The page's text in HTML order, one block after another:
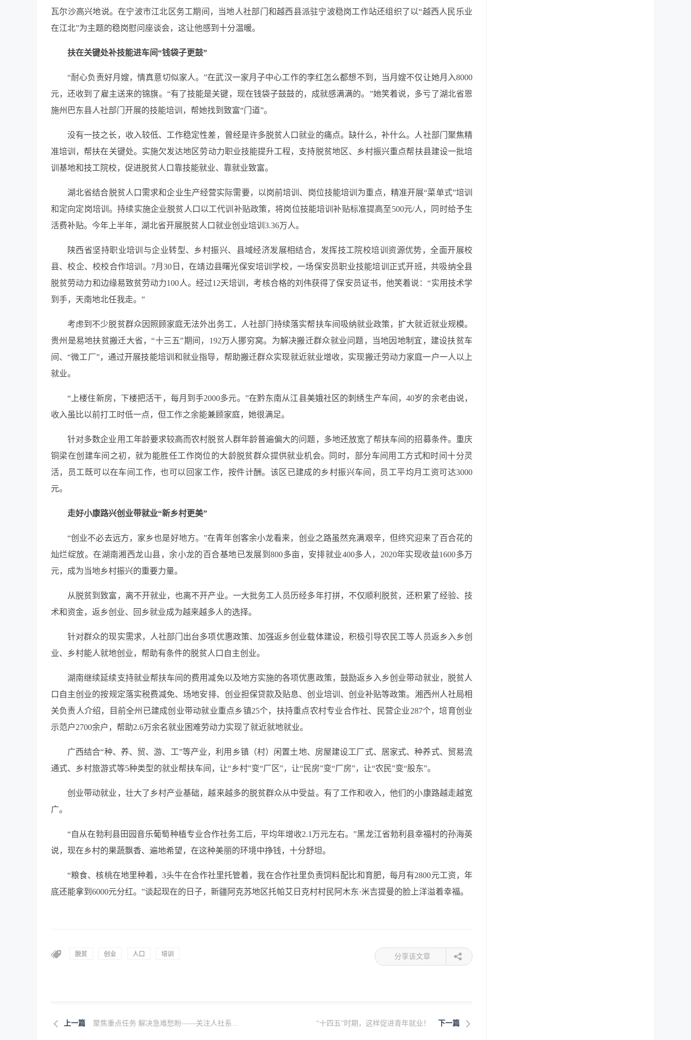
瓦尔沙高兴地说。在宁波市江北区务工期间，当地人社部门和越西县派驻宁波稳岗工作站还组织了以“越西人民乐业
在江北”为主题的稳岗慰问座谈会，这让他感到十分温暖。
扶在关键处补技能进车间“钱袋子更鼓”
“耐心负责好月嫂，情真意切似家人。”在武汉一家月子中心工作的李红怎么都想不到，当月嫂不仅让她月入8000
元，还收到了雇主送来的锦旗。“有了技能是关键，现在钱袋子鼓鼓的，成就感满满的。”她笑着说，多亏了湖北省恩
施州巴东县人社部门开展的技能培训，帮她找到致富“门道”。
没有一技之长，收入较低、工作稳定性差，曾经是许多脱贫人口就业的痛点。缺什么，补什么。人社部门聚焦精
准培训，帮扶在关键处。实施欠发达地区劳动力职业技能提升工程，支持脱贫地区、乡村振兴重点帮扶县建设一批培
训基地和技工院校，促进脱贫人口靠技能就业、靠就业致富。
湖北省结合脱贫人口需求和企业生产经营实际需要，以岗前培训、岗位技能培训为重点，精准开展“菜单式”培训
和定向定岗培训。持续实施企业脱贫人口以工代训补贴政策，将岗位技能培训补贴标准提高至500元/人，同时给予生
活费补贴。今年上半年，湖北省开展脱贫人口就业创业培训3.36万人。
陕西省坚持职业培训与企业转型、乡村振兴、县域经济发展相结合，发挥技工院校培训资源优势，全面开展校
县、校企、校校合作培训。7月30日，在靖边县曙光保安培训学校，一场保安员职业技能培训正式开班，共吸纳全县
脱贫劳动力和边缘易致贫劳动力100人。经过12天培训，考核合格的刘伟获得了保安员证书，他笑着说：“实用技术学
到手，天南地北任我走。”
考虑到不少脱贫群众因照顾家庭无法外出务工，人社部门持续落实帮扶车间吸纳就业政策，扩大就近就业规模。
贵州是易地扶贫搬迁大省，“十三五”期间，192万人挪穷窝。为解决搬迁群众就业问题，当地因地制宜，建设扶贫车
间、“微工厂”，通过开展技能培训和就业指导，帮助搬迁群众实现就近就业增收，实现搬迁劳动力家庭一户一人以上
就业。
“上楼住新房，下楼把活干，每月到手2000多元。”在黔东南从江县美娥社区的刺绣生产车间，40岁的余老由说，
收入虽比以前打工时低一点，但工作之余能兼顾家庭，她很满足。
针对多数企业用工年龄要求较高而农村脱贫人群年龄普遍偏大的问题，多地还放宽了帮扶车间的招募条件。重庆
铜梁在创建车间之初，就为能胜任工作岗位的大龄脱贫群众提供就业机会。同时，部分车间用工方式和时间十分灵
活，员工既可以在车间工作，也可以回家工作，按件计酬。该区已建成的乡村振兴车间，员工平均月工资可达3000
元。
走好小康路兴创业带就业“新乡村更美”
“创业不必去远方，家乡也是好地方。”在青年创客余小龙看来，创业之路虽然充满艰辛，但终究迎来了百合花的
灿烂绽放。在湖南湘西龙山县，余小龙的百合基地已发展到800多亩，安排就业400多人，2020年实现收益1600多万
元，成为当地乡村振兴的重要力量。
从脱贫到致富，离不开就业，也离不开产业。一大批务工人员历经多年打拼，不仅顺利脱贫，还积累了经验、技
术和资金，返乡创业、回乡就业成为越来越多人的选择。
针对群众的现实需求，人社部门出台多项优惠政策、加强返乡创业载体建设，积极引导农民工等人员返乡入乡创
业、乡村能人就地创业，帮助有条件的脱贫人口自主创业。
湖南继续延续支持就业帮扶车间的费用减免以及地方实施的各项优惠政策，鼓励返乡入乡创业带动就业，脱贫人
口自主创业的按规定落实税费减免、场地安排、创业担保贷款及贴息、创业培训、创业补贴等政策。湘西州人社局相
关负责人介绍，目前全州已建成创业带动就业重点乡镇25个，扶持重点农村专业合作社、民营企业287个，培育创业
示范户2700余户，帮助2.6万余名就业困难劳动力实现了就近就地就业。
广西结合“种、养、贸、游、工”等产业，利用乡镇（村）闲置土地、房屋建设工厂式、居家式、种养式、贸易流
通式、乡村旅游式等5种类型的就业帮扶车间，让“乡村”变“厂区”，让“民房”变“厂房”，让“农民”变“股东”。
创业带动就业，壮大了乡村产业基础，越来越多的脱贫群众从中受益。有了工作和收入，他们的小康路越走越宽
广。
“自从在勃利县田园音乐葡萄种植专业合作社务工后，平均年增收2.1万元左右。”黑龙江省勃利县幸福村的孙海英
说，现在乡村的果蔬飘香、遍地希望，在这种美丽的环境中挣钱，十分舒坦。
“粮食、核桃在地里种着，3头牛在合作社里托管着，我在合作社里负责饲料配比和育肥，每月有2800元工资，年
底还能拿到6000元分红。”谈起现在的日子，新疆阿克苏地区托帕艾日克村村民阿木东·米吉提曼的脸上洋溢着幸福。
脱贫 创业 人口 培训 分享该文章
上一篇 聚焦重点任务 解决急难愁盼——关注人社系... 下一篇
“十四五”时期，这样促进青年就业！